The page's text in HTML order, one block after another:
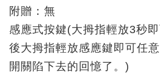
附贈：無
感應式按鍵(大拇指輕放3秒
後大拇指輕放感應鍵即可任
開關陷下去的回憶了。)